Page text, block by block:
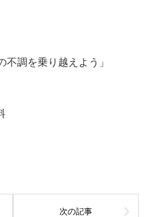
調を乗り越えよう」
次の記事